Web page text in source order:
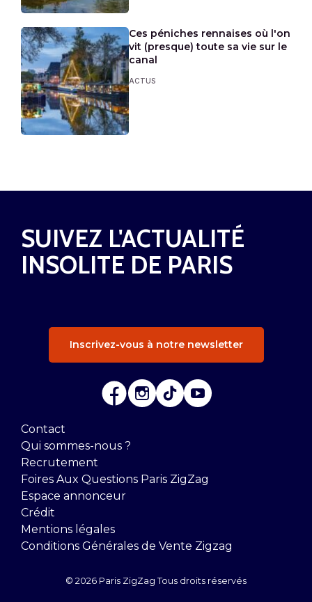
Ces péniches rennaises où l'on
vit (presque) toute sa vie sur le
canal
ACTUS
SUIVEZ L'ACTUALITÉ
INSOLITE DE PARIS
Inscrivez-vous à notre newsletter
Contact
Qui sommes-nous ?
Recrutement
Foires Aux Questions Paris ZigZag
Espace annonceur
Crédit
Mentions légales
Conditions Générales de Vente Zigzag
© 2026 Paris ZigZag Tous droits réservés